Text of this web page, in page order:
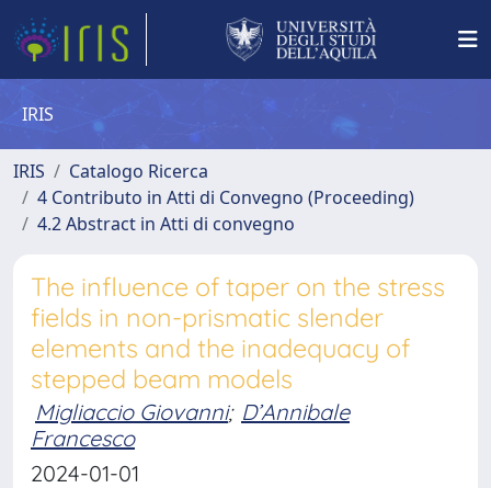
IRIS
IRIS
Catalogo Ricerca
4 Contributo in Atti di Convegno (Proceeding)
4.2 Abstract in Atti di convegno
The influence of taper on the stress
fields in non-prismatic slender
elements and the inadequacy of
stepped beam models
Migliaccio Giovanni; D’Annibale
Francesco
2024-01-01